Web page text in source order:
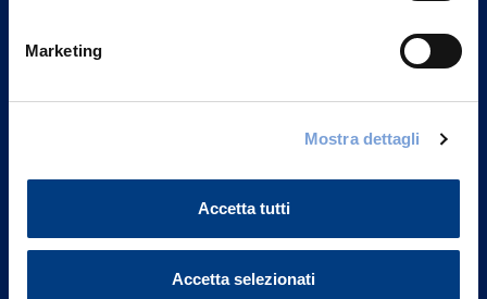
Marketing
Mostra dettagli
Accetta tutti
Accetta selezionati
Vittoria Assicurazioni S.p.A.
Part. IVA 01329510158
FAQ